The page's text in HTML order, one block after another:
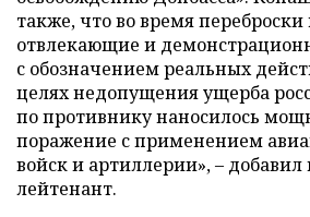
также, что во время
отвлекающие и
с обозначением реальных
целях недопущения ущерба
по противнику наносилось
поражение с применением
войск и артиллерии», – добавил
лейтенант.